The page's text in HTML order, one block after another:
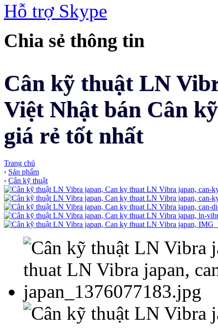
Hỗ trợ Skype
Chia sẻ thông tin
Cân kỹ thuật LN
Việt Nhật bán Cân
giá rẻ tốt nhất
Trang chủ
› Sản phẩm
› Cân kỹ thuật